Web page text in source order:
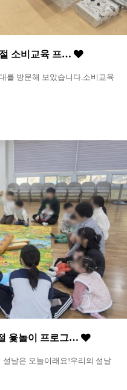
소비교육 프…
를 방문해 보았습니다.소비교육
윷놀이 프로그…
날은 오늘이래요!우리의 설날